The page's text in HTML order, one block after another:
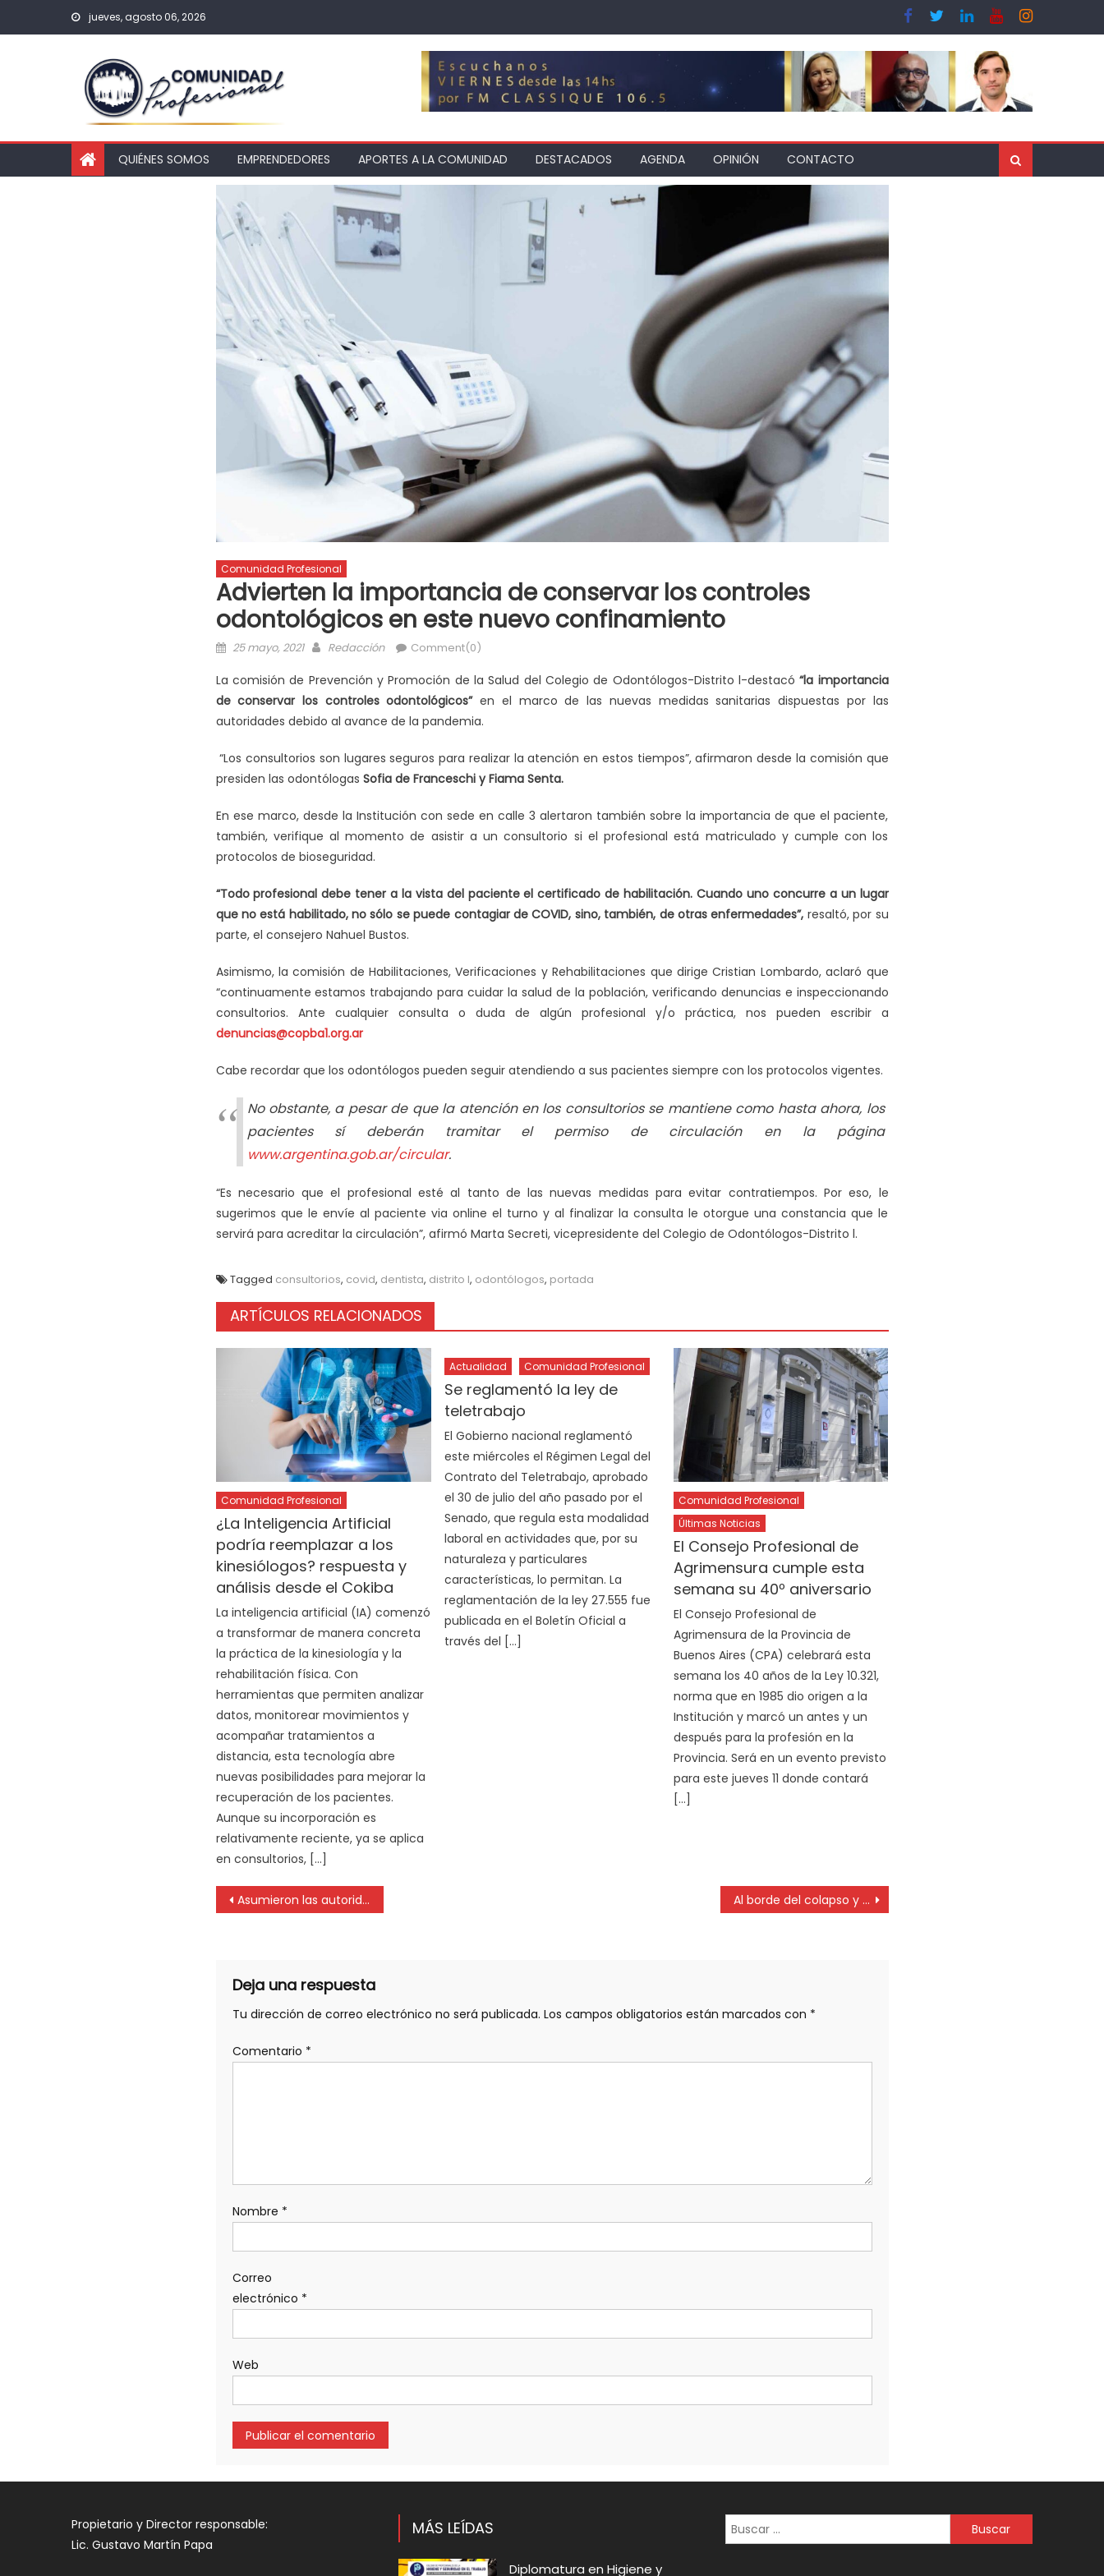
jueves, agosto 06, 2026
QUIÉNES SOMOS EMPRENDEDORES APORTES A LA COMUNIDAD DESTACADOS AGENDA OPINIÓN CONTACTO
Comunidad Profesional
Advierten la importancia de conservar los controles
odontológicos en este nuevo confinamiento
25 mayo, 2021 Redacción Comment(0)
La comisión de Prevención y Promoción de la Salud del Colegio de Odontólogos-Distrito l-destacó“la importancia
de conservar los controles odontológicos”en el marco de las nuevas medidas sanitarias dispuestas por las
autoridades debido al avance de la pandemia.
“Los consultorios son lugares seguros para realizar la atención en estos tiempos”, afirmaron desde la comisión que
presiden las odontólogas Sofia de Franceschi y Fiama Senta.
En ese marco, desde la Institución con sede en calle 3 alertaron también sobre la importancia de que el paciente,
también, verifique al momento de asistir a un consultorio si el profesional está matriculado y cumple con los
protocolos de bioseguridad.
“Todo profesional debe tener a la vista del paciente el certificado de habilitación. Cuando uno concurre a un lugar
que no está habilitado, no sólo se puede contagiar de COVID, sino, también, de otras enfermedades”, resaltó, por su
parte, el consejero Nahuel Bustos.
Asimismo, la comisión de Habilitaciones, Verificaciones y Rehabilitaciones que dirige Cristian Lombardo, aclaró que
“continuamente estamos trabajando para cuidar la salud de la población, verificando denuncias e inspeccionando
consultorios. Ante cualquier consulta o duda de algún profesional y/o práctica, nos pueden escribir a
denuncias@copba1.org.ar
Cabe recordar que los odontólogos pueden seguir atendiendo a sus pacientes siempre con los protocolos vigentes.
No obstante, a pesar de que la atención en los consultorios se mantiene como hasta ahora, los
pacientes sí deberán tramitar el permiso de circulación en la página
www.argentina.gob.ar/circular.
“Es necesario que el profesional esté al tanto de las nuevas medidas para evitar contratiempos. Por eso, le
sugerimos que le envíe al paciente via online el turno y al finalizar la consulta le otorgue una constancia que le
servirá para acreditar la circulación”, afirmó Marta Secreti, vicepresidente del Colegio de Odontólogos-Distrito l.
Tagged consultorios, covid, dentista, distrito I, odontólogos, portada
ARTÍCULOS RELACIONADOS
Comunidad Profesional
¿La Inteligencia Artificial
podría reemplazar a los
kinesiólogos? respuesta y
análisis desde el Cokiba
La inteligencia artificial (IA) comenzó
a transformar de manera concreta
la práctica de la kinesiología y la
rehabilitación física. Con
herramientas que permiten analizar
datos, monitorear movimientos y
acompañar tratamientos a
distancia, esta tecnología abre
nuevas posibilidades para mejorar la
recuperación de los pacientes.
Aunque su incorporación es
relativamente reciente, ya se aplica
en consultorios, […]
Actualidad Comunidad Profesional
Se reglamentó la ley de
teletrabajo
El Gobierno nacional reglamentó
este miércoles el Régimen Legal del
Contrato del Teletrabajo, aprobado
el 30 de julio del año pasado por el
Senado, que regula esta modalidad
laboral en actividades que, por su
naturaleza y particulares
características, lo permitan. La
reglamentación de la ley 27.555 fue
publicada en el Boletín Oficial a
través del […]
Comunidad Profesional
Últimas Noticias
El Consejo Profesional de
Agrimensura cumple esta
semana su 40º aniversario
El Consejo Profesional de
Agrimensura de la Provincia de
Buenos Aires (CPA) celebrará esta
semana los 40 años de la Ley 10.321,
norma que en 1985 dio origen a la
Institución y marcó un antes y un
después para la profesión en la
Provincia. Será en un evento previsto
para este jueves 11 donde contará
[…]
Asumieron las autoridades en el Colegio de Profesionales de la Higiene y Seguridad en el Trabajo Al borde del colapso y sobre explotación del recurso humano
Deja una respuesta
Tu dirección de correo electrónico no será publicada. Los campos obligatorios están marcados con *
Comentario *
Nombre *
Correo
electrónico *
Web
Propietario y Director responsable:
Lic. Gustavo Martín Papa
MÁS LEÍDAS
Diplomatura en Higiene y